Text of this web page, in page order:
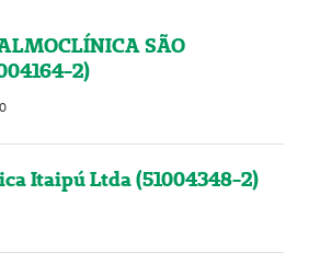
SÃO
2)
Itaipú Ltda (51004348-2)